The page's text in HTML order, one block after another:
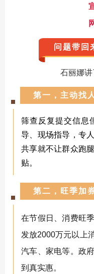
问题带回
石丽娜讲
第一，主动找
筛查反复提交信息
导、现场指导，专
共享就不让群众跑
贴。
第二，旺季加
在节假日、消费旺
发放2000万元以上
汽车、家电等。政
到真实惠。